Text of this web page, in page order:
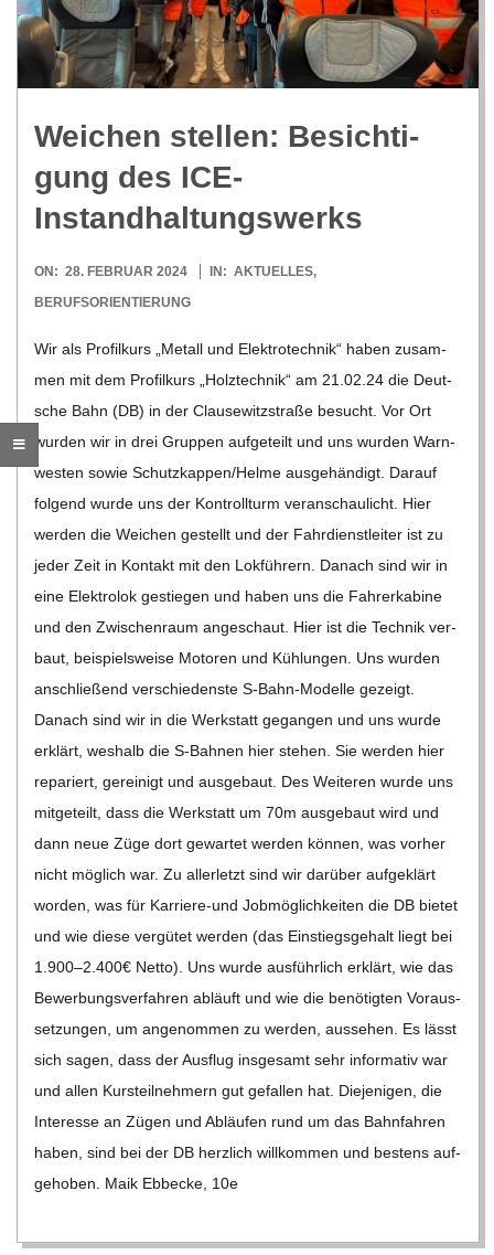
R
E
G
O
L
D
S
C
H
M
D
T
-
S
C
H
U
L
Wei­chen stel­len: Besich­ti­
gung des ICE-
Instandhaltungswerks
2024-
02-
ON: 28. FEBRUAR 2024 IN: AKTUELLES,
BERUFSORIENTIERUNG
Wir als Pro­fil­kurs „Metall und Elek­tro­tech­nik“ haben zusam­
men mit dem Pro­fil­kurs „Holz­tech­nik“ am 21.02.24 die Deut­
sche Bahn (DB) in der Clau­se­witz­straße besucht. Vor Ort
wur­den wir in drei Grup­pen auf­ge­teilt und uns wur­den Warn­
wes­ten sowie Schutzkappen/​​Helme aus­ge­hän­digt. Dar­auf
fol­gend wurde uns der Kon­troll­turm ver­an­schau­licht. Hier
wer­den die Wei­chen gestellt und der Fahr­dienst­lei­ter ist zu
jeder Zeit in Kon­takt mit den Lok­füh­rern. Danach sind wir in
eine Elek­tro­lok gestie­gen und haben uns die Fah­rer­ka­bine
und den Zwi­schen­raum ange­schaut. Hier ist die Tech­nik ver­
baut, bei­spiels­weise Moto­ren und Küh­lun­gen. Uns wur­den
anschlie­ßend ver­schie­denste S‑Bahn-Modelle gezeigt.
Danach sind wir in die Werk­statt gegan­gen und uns wurde
erklärt, wes­halb die S‑Bahnen hier ste­hen. Sie wer­den hier
repa­riert, gerei­nigt und aus­ge­baut. Des Wei­te­ren wurde uns
mit­ge­teilt, dass die Werk­statt um 70m aus­ge­baut wird und
dann neue Züge dort gewar­tet wer­den kön­nen, was vor­her
nicht mög­lich war. Zu aller­letzt sind wir dar­über auf­ge­klärt
wor­den, was für Kar­riere-und Job­mög­lich­kei­ten die DB bie­tet
und wie diese ver­gü­tet wer­den (das Ein­stiegs­ge­halt liegt bei
1.900–2.400€ Netto). Uns wurde aus­führ­lich erklärt, wie das
Bewer­bungs­ver­fah­ren abläuft und wie die benö­tig­ten Vor­aus­
set­zun­gen, um ange­nom­men zu wer­den, aus­se­hen. Es lässt
sich sagen, dass der Aus­flug ins­ge­samt sehr infor­ma­tiv war
und allen Kurs­teil­neh­mern gut gefal­len hat. Die­je­ni­gen, die
Inter­esse an Zügen und Abläu­fen rund um das Bahn­fah­ren
haben, sind bei der DB herz­lich will­kom­men und bes­tens auf­
ge­ho­ben. Maik Ebb­ecke, 10e